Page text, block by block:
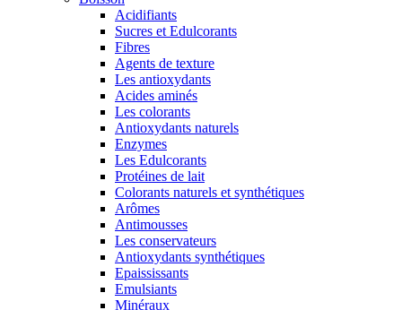
Acidifiants
Sucres et Edulcorants
Fibres
Agents de texture
Les antioxydants
Acides aminés
Les colorants
Antioxydants naturels
Enzymes
Les Edulcorants
Protéines de lait
Colorants naturels et synthétiques
Arômes
Antimousses
Les conservateurs
Antioxydants synthétiques
Epaississants
Emulsiants
Minéraux